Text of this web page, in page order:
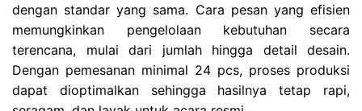
dengan standar yang sama. Cara pesan yang efisien
memungkinkan pengelolaan kebutuhan secara
terencana, mulai dari jumlah hingga detail desain.
Dengan pemesanan minimal 24 pcs, proses produksi
dapat dioptimalkan sehingga hasilnya tetap rapi,